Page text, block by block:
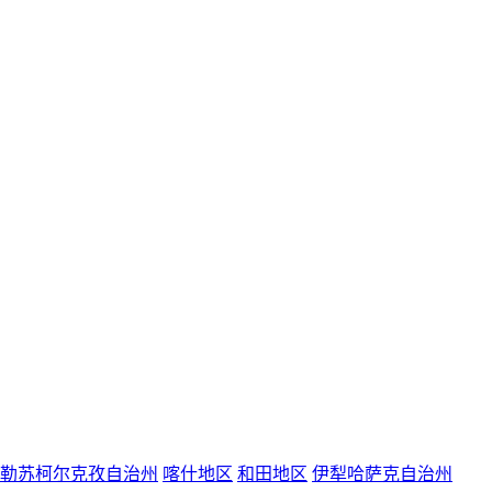
苏柯尔克孜自治州 喀什地区 和田地区 伊犁哈萨克自治州